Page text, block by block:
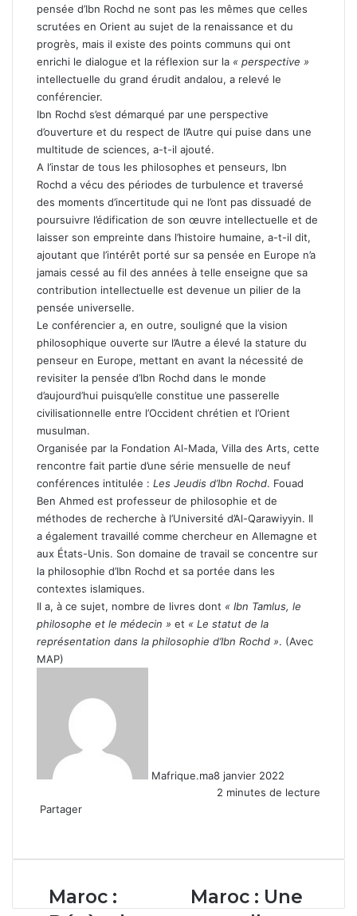
pensée d’Ibn Rochd ne sont pas les mêmes que celles
scrutées en Orient au sujet de la renaissance et du
progrès, mais il existe des points communs qui ont
enrichi le dialogue et la réflexion sur la « perspective »
intellectuelle du grand érudit andalou, a relevé le
conférencier.
Ibn Rochd s’est démarqué par une perspective
d’ouverture et du respect de l’Autre qui puise dans une
multitude de sciences, a-t-il ajouté.
A l’instar de tous les philosophes et penseurs, Ibn
Rochd a vécu des périodes de turbulence et traversé
des moments d’incertitude qui ne l’ont pas dissuadé de
poursuivre l’édification de son œuvre intellectuelle et de
laisser son empreinte dans l’histoire humaine, a-t-il dit,
ajoutant que l’intérêt porté sur sa pensée en Europe n’a
jamais cessé au fil des années à telle enseigne que sa
contribution intellectuelle est devenue un pilier de la
pensée universelle.
Le conférencier a, en outre, souligné que la vision
philosophique ouverte sur l’Autre a élevé la stature du
penseur en Europe, mettant en avant la nécessité de
revisiter la pensée d’Ibn Rochd dans le monde
d’aujourd’hui puisqu’elle constitue une passerelle
civilisationnelle entre l’Occident chrétien et l’Orient
musulman.
Organisée par la Fondation Al-Mada, Villa des Arts, cette
rencontre fait partie d’une série mensuelle de neuf
conférences intitulée : Les Jeudis d’Ibn Rochd. Fouad
Ben Ahmed est professeur de philosophie et de
méthodes de recherche à l’Université d’Al-Qarawiyyin. Il
a également travaillé comme chercheur en Allemagne et
aux États-Unis. Son domaine de travail se concentre sur
la philosophie d’Ibn Rochd et sa portée dans les
contextes islamiques.
Il a, à ce sujet, nombre de livres dont « Ibn Tamlus, le
philosophe et le médecin » et « Le statut de la
représentation dans la philosophie d’Ibn Rochd ». (Avec
MAP)
Mafrique.ma8 janvier 2022
2 minutes de lecture
Partager
email
Maroc :
Décès
Maroc :
Maroc :
Une
Maroc : Une